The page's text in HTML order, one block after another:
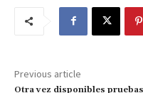
Previous article
Otra vez disponibles pruebas